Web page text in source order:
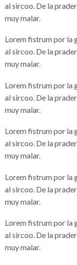
al sircoo. De la
muy malar.
Lorem fistrum por la
al sircoo. De la
muy malar.
Lorem fistrum por la
al sircoo. De la
muy malar.
Lorem fistrum por la
al sircoo. De la
muy malar.
Lorem fistrum por la
al sircoo. De la
muy malar.
Lorem fistrum por la
al sircoo. De la
muy malar.